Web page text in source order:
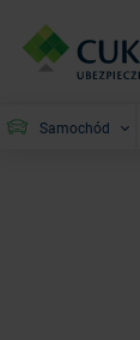
Samochód